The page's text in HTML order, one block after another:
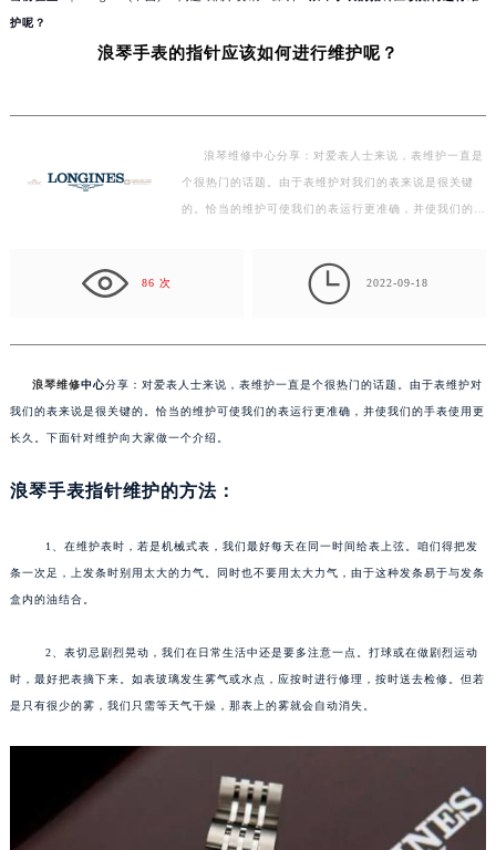
护呢？
浪琴手表的指针应该如何进行维护呢？
浪琴维修中心分享：对爱表人士来说，表维护一直是
个很热门的话题。由于表维护对我们的表来说是很关键
的。恰当的维护可使我们的表运行更准确，并使我们的手
86 次  2022-09-18
浪琴维修中心分享：对爱表人士来说，表维护一直是个很热门的话题。由于表维护对
我们的表来说是很关键的。恰当的维护可使我们的表运行更准确，并使我们的手表使用更
长久。下面针对维护向大家做一个介绍。
浪琴手表指针维护的方法：
1、在维护表时，若是机械式表，我们最好每天在同一时间给表上弦。咱们得把发
条一次足，上发条时别用太大的力气。同时也不要用太大力气，由于这种发条易于与发条
盒内的油结合。
2、表切忌剧烈晃动，我们在日常生活中还是要多注意一点。打球或在做剧烈运动
时，最好把表摘下来。如表玻璃发生雾气或水点，应按时进行修理，按时送去检修。但若
是只有很少的雾，我们只需等天气干燥，那表上的雾就会自动消失。